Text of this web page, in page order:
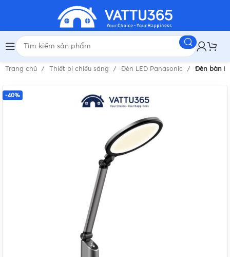
Trang chủ Thiết bị chiếu sáng Đèn LED Panasonic Đèn bàn
-40%